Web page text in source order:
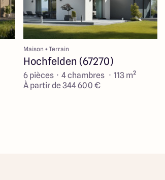
Maison + Terrain
Hochfelden (67270)
6 pièces · 4 chambres · 113 m²
À partir de 344 600 €